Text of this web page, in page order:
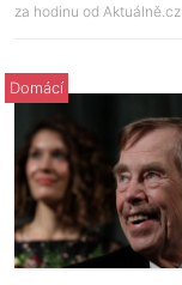
za hodinu od Aktuálně.cz
Domácí